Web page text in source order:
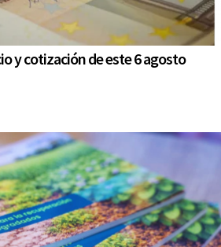
y cotización de este 6 agosto